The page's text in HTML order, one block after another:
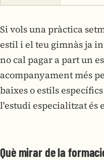
Si vols una pràctica
estil i el teu gimnàs ja
no cal pagar a part un
acompanyament més
baixes o estils
l'estudi especialitzat és
Què mirar de la